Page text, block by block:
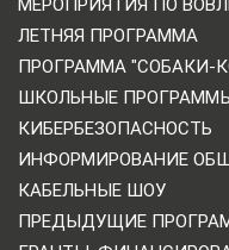
ЛЕТНЯЯ ПРОГРАММА
ПРОГРАММА "СОБАКИ-
ШКОЛЬНЫЕ
КИБЕРБЕЗОПАСНОСТЬ
ИНФОРМИРОВАНИЕ
КАБЕЛЬНЫЕ ШОУ
ПРЕДЫДУЩИЕ